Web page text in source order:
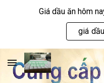
Giá dầu ăn hôm
giá